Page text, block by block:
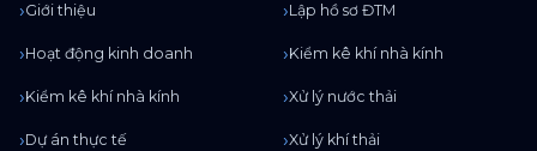
Giới thiệu
Hoạt động kinh doanh
Kiểm kê khí nhà kính
Dự án thực tế
Lập hồ sơ ĐTM
Kiểm kê khí nhà kính
Xử lý nước thải
Xử lý khí thải